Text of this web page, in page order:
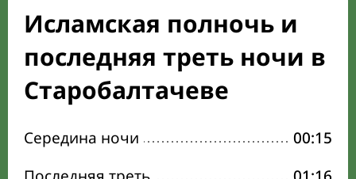
Исламская полночь и
последняя треть ночи в
Старобалтачеве
Середина ночи
00:15